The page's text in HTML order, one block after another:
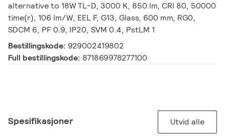
alternative to 18W TL-D, 3000 K, 850 lm, CRI 80, 50000
time(r), 106 lm/W, EEL F, G13, Glass, 600 mm, RG0,
SDCM 6, PF 0.9, IP20, SVM 0.4, PstLM 1
Bestillingskode: 929002419802
Full bestillingskode: 871869978277100
Spesifikasjoner Utvid alle